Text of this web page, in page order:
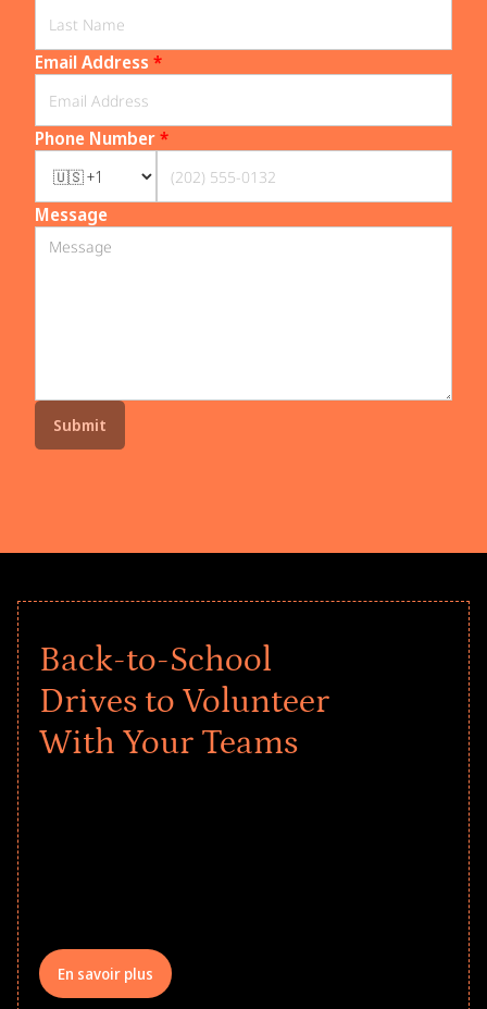
Email Address *
Phone Number*
Message
Back-to-School
Drives to Volunteer
With Your Teams
En savoir plus